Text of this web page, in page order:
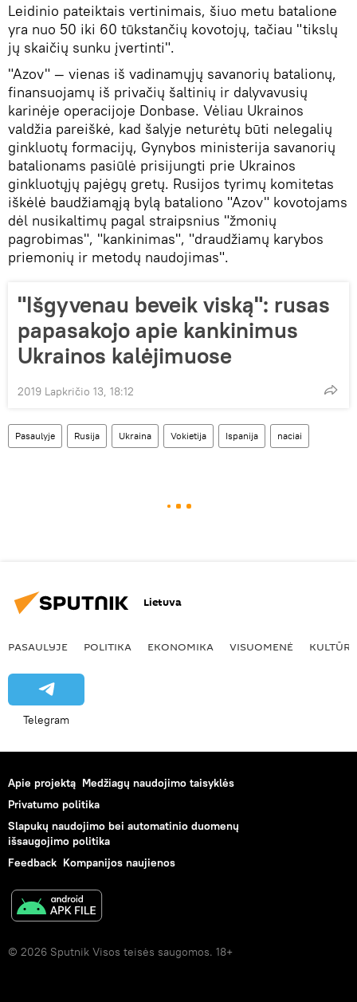
Leidinio pateiktais vertinimais, šiuo metu batalione
yra nuo 50 iki 60 tūkstančių kovotojų, tačiau "tikslų
jų skaičių sunku įvertinti".
"Azov" — vienas iš vadinamųjų savanorių batalionų,
finansuojamų iš privačių šaltinių ir dalyvavusių
karinėje operacijoje Donbase. Vėliau Ukrainos
valdžia pareiškė, kad šalyje neturėtų būti nelegalių
ginkluotų formacijų, Gynybos ministerija savanorių
batalionams pasiūlė prisijungti prie Ukrainos
ginkluotųjų pajėgų gretų. Rusijos tyrimų komitetas
iškėlė baudžiamąją bylą bataliono "Azov" kovotojams
dėl nusikaltimų pagal straipsnius "žmonių
pagrobimas", "kankinimas", "draudžiamų karybos
priemonių ir metodų naudojimas".
"Išgyvenau beveik viską": rusas
papasakojo apie kankinimus
Ukrainos kalėjimuose
2019 Lapkričio 13, 18:12
Pasaulyje Rusija Ukraina Vokietija Ispanija naciai
Lietuva
PASAULYJE POLITIKA EKONOMIKA VISUOMENĖ KULTŪRA
Telegram
Apie projektą Medžiagų naudojimo taisyklės
Privatumo politika
Slapukų naudojimo bei automatinio duomenų
išsaugojimo politika
Feedback Kompanijos naujienos
© 2026 Sputnik Visos teisės saugomos. 18+